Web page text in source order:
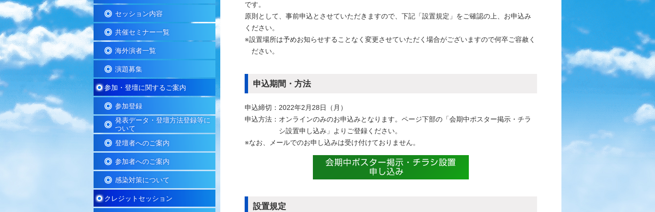
セッション内容
共催セミナー一覧
海外演者一覧
演題募集
参加・登壇に関するご案内
参加登録
発表データ・登壇方法登録等に
ついて
登壇者へのご案内
参加者へのご案内
感染対策について
クレジットセッション
です。
原則として、事前申込とさせていただきますので、下記「設置規定」をご確認の上、お申込み
ください。
※設置場所は予めお知らせすることなく変更させていただく場合がございますので何卒ご容赦く
ださい。
申込期間・方法
申込締切： 2022年2月28日（月）
申込方法： オンラインのみのお申込みとなります。ページ下部の「会期中ポスター掲示・チラ
シ設置申し込み」よりご登録ください。
※なお、メールでのお申し込みは受け付けておりません。
設置規定